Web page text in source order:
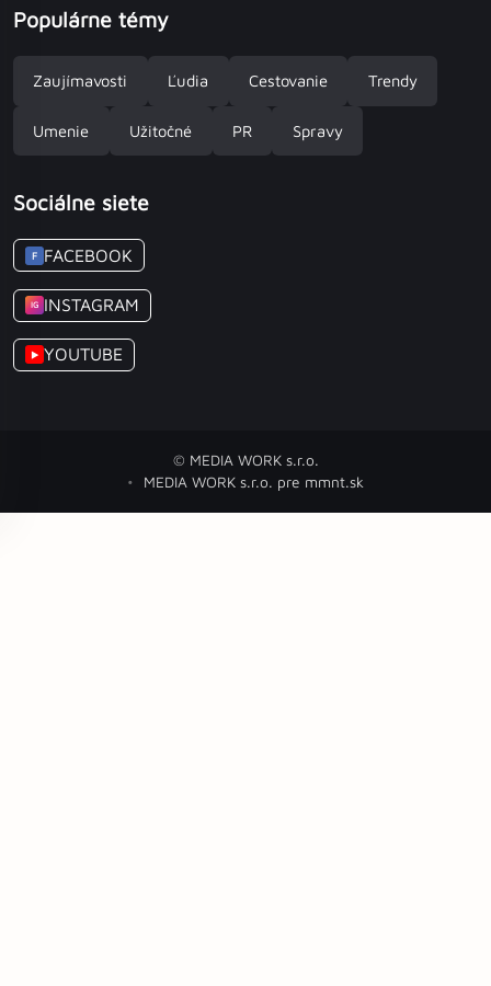
Populárne témy
Zaujímavosti Ľudia Cestovanie Trendy
Umenie Užitočné PR Spravy
Sociálne siete
F FACEBOOK
IG INSTAGRAM
▶ YOUTUBE
© MEDIA WORK s.r.o.
MEDIA WORK s.r.o. pre mmnt.sk